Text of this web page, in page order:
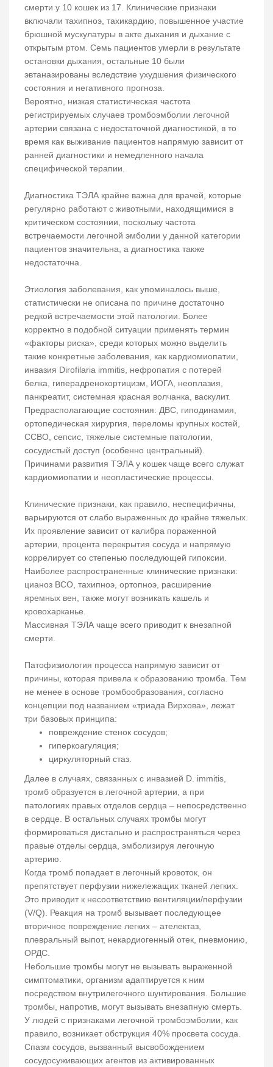
смерти у 10 кошек из 17. Клинические признаки
включали тахипноэ, тахикардию, повышенное участие
брюшной мускулатуры в акте дыхания и дыхание с
открытым ртом. Семь пациентов умерли в результате
остановки дыхания, остальные 10 были
эвтаназированы вследствие ухудшения физического
состояния и негативного прогноза.
Вероятно, низкая статистическая частота
регистрируемых случаев тромбоэмболии легочной
артерии связана с недостаточной диагностикой, в то
время как выживание пациентов напрямую зависит от
ранней диагностики и немедленного начала
специфической терапии.
Диагностика ТЭЛА крайне важна для врачей, которые
регулярно работают с животными, находящимися в
критическом состоянии, поскольку частота
встречаемости легочной эмболии у данной категории
пациентов значительна, а диагностика также
недостаточна.
Этиология заболевания, как упоминалось выше,
статистически не описана по причине достаточно
редкой встречаемости этой патологии. Более
корректно в подобной ситуации применять термин
«факторы риска», среди которых можно выделить
такие конкретные заболевания, как кардиомиопатии,
инвазия Dirofilaria immitis, нефропатия с потерей
белка, гиперадренокортицизм, ИОГА, неоплазия,
панкреатит, системная красная волчанка, васкулит.
Предрасполагающие состояния: ДВС, гиподинамия,
ортопедическая хирургия, переломы крупных костей,
ССВО, сепсис, тяжелые системные патологии,
сосудистый доступ (особенно центральный).
Причинами развития ТЭЛА у кошек чаще всего служат
кардиомиопатии и неопластические процессы.
Клинические признаки, как правило, неспецифичны,
варьируются от слабо выраженных до крайне тяжелых.
Их проявление зависит от калибра пораженной
артерии, процента перекрытия сосуда и напрямую
коррелирует со степенью последующей гипоксии.
Наиболее распространенные клинические признаки:
цианоз ВСО, тахипноэ, ортопноэ, расширение
яремных вен, также могут возникать кашель и
кровохарканье.
Массивная ТЭЛА чаще всего приводит к внезапной
смерти.
Патофизиология процесса напрямую зависит от
причины, которая привела к образованию тромба. Тем
не менее в основе тромбообразования, согласно
концепции под названием «триада Вирхова», лежат
три базовых принципа:
повреждение стенок сосудов;
гиперкоагуляция;
циркуляторный стаз.
Далее в случаях, связанных с инвазией D. immitis,
тромб образуется в легочной артерии, а при
патологиях правых отделов сердца – непосредственно
в сердце. В остальных случаях тромбы могут
формироваться дистально и распространяться через
правые отделы сердца, эмболизируя легочную
артерию.
Когда тромб попадает в легочный кровоток, он
препятствует перфузии нижележащих тканей легких.
Это приводит к несоответствию вентиляции/перфузии
(V/Q). Реакция на тромб вызывает последующее
вторичное повреждение легких – ателектаз,
плевральный выпот, некардиогенный отек, пневмонию,
ОРДС.
Небольшие тромбы могут не вызывать выраженной
симптоматики, организм адаптируется к ним
посредством внутрилегочного шунтирования. Большие
тромбы, напротив, могут вызывать внезапную смерть.
У людей с признаками легочной тромбоэмболии, как
правило, возникает обструкция 40% просвета сосуда.
Спазм сосудов, вызванный высвобождением
сосудосуживающих агентов из активированных